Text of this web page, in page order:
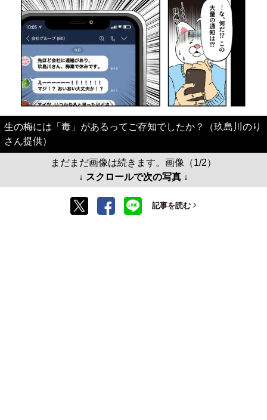
生の梅には「毒」があるってご存知でしたか？（玖島川のり
さん提供）
まだまだ画像は続きます。画像（1/2）
↓ スクロールで次の写真 ↓
記事を読む